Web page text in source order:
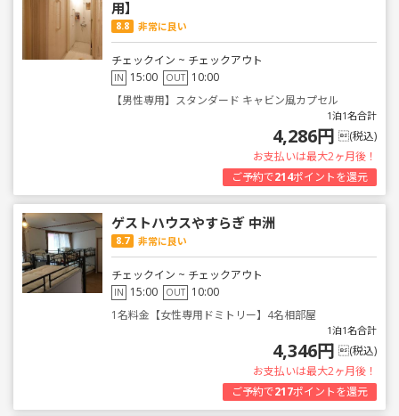
用】
8.8 非常に良い
チェックイン ~ チェックアウト
IN 15:00 OUT 10:00
【男性専用】スタンダード キャビン風カプセル
1泊1名合計
4,286円 (税込)
お支払いは最大2ヶ月後！
ご予約で214ポイントを還元
ゲストハウスやすらぎ 中洲
8.7 非常に良い
チェックイン ~ チェックアウト
IN 15:00 OUT 10:00
1名料金【女性専用ドミトリー】4名相部屋
1泊1名合計
4,346円 (税込)
お支払いは最大2ヶ月後！
ご予約で217ポイントを還元